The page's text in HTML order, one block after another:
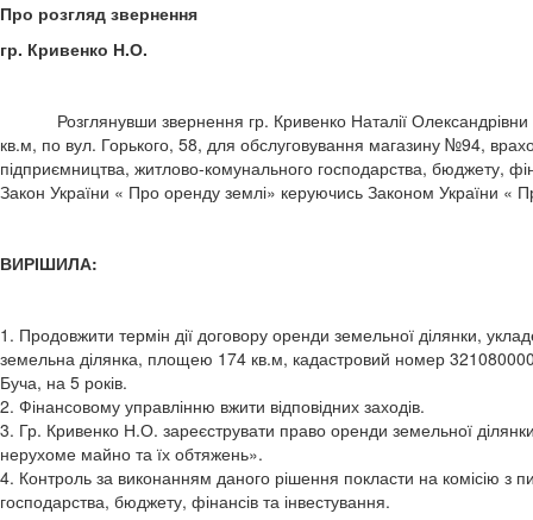
Про розгляд звернення
гр. Кривенко Н.О.
Розглянувши звернення гр. Кривенко Наталії Олександрівни
кв.м, по вул. Горького, 58, для обслуговування магазину №94,
підприємництва, житлово-комунального господарства, бюджету,
Закон України « Про оренду землі» керуючись Законом України «
ВИРІШИЛА:
1. Продовжити термін дії договору оренди земельної ділянки,
земельна ділянка, площею 174 кв.м, кадастровий номер
Буча, на 5 років.
2. Фінансовому управлінню вжити відповідних заходів.
3. Гр. Кривенко Н.О. зареєструвати право оренди земельної
нерухоме майно та їх обтяжень».
4. Контроль за виконанням даного рішення покласти на комісію з
господарства, бюджету, фінансів та інвестування.